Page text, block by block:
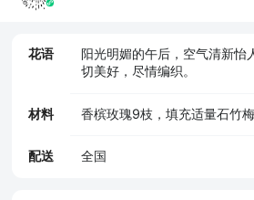
花语
阳光明媚的午后，空气清新怡
切美好，尽情编织。
材料 香槟玫瑰9枝，填充适量石竹
配送 全国